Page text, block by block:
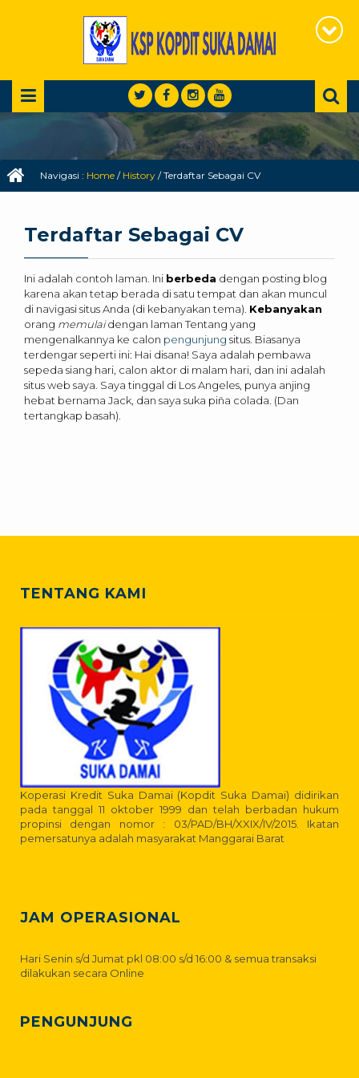
Navigasi : Home / History /Terdaftar Sebagai CV
Terdaftar Sebagai CV
Ini adalah contoh laman. Ini berbeda dengan posting blog
karena akan tetap berada di satu tempat dan akan muncul
di navigasi situs Anda (di kebanyakan tema). Kebanyakan
orang memulaidengan laman Tentang yang
mengenalkannya ke calon pengunjung situs. Biasanya
terdengar seperti ini: Hai disana! Saya adalah pembawa
sepeda siang hari, calon aktor di malam hari, dan ini adalah
situs web saya. Saya tinggal di Los Angeles, punya anjing
hebat bernama Jack, dan saya suka piña colada. (Dan
tertangkap basah).
TENTANG KAMI
Koperasi Kredit Suka Damai (Kopdit Suka Damai) didirikan
pada tanggal 11 oktober 1999 dan telah berbadan hukum
propinsi dengan nomor : 03/PAD/BH/XXIX/IV/2015. Ikatan
pemersatunya adalah masyarakat Manggarai Barat
JAM OPERASIONAL
Hari Senin s/d Jumat pkl 08:00 s/d 16:00 & semua transaksi
dilakukan secara Online
PENGUNJUNG